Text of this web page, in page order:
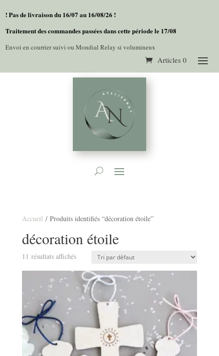
! Pas de livraison du 16/07 au 16/08/26 !
Traitement des commandes passées dans cette période le 17/08
Envoi en courrier suivi ou Mondial Relay si volumineux
Articles 0
Accueil / Produits identifiés “décoration étoile”
décoration étoile
11 résultats affichés